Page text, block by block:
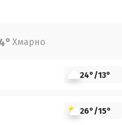
Хмарно
24°/13°
26°/15°